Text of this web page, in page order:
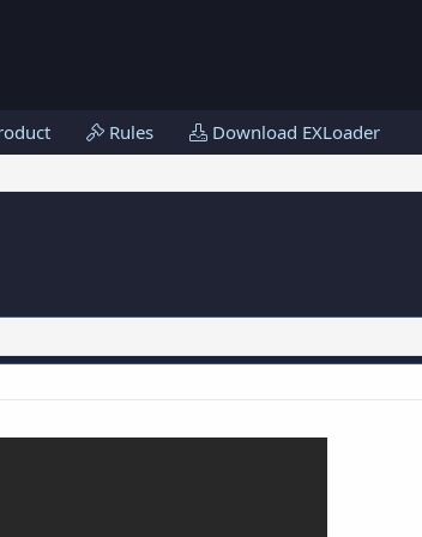
Rules Download EXLoader